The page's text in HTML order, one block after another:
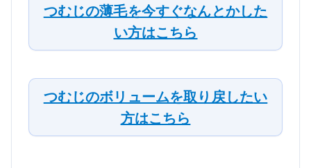
つむじの薄毛を今すぐなんとかした
い方はこちら
つむじのボリュームを取り戻したい
方はこちら